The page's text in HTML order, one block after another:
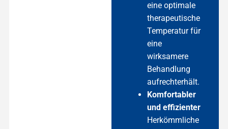
eine optimale
therapeutische
Temperatur für
eine
wirksamere
Behandlung
aufrechterhält.
Komfortabler
und effizienter
Herkömmliche